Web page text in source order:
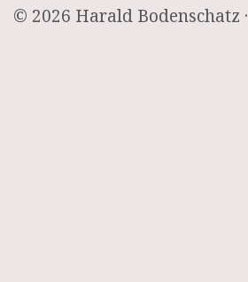
© 2026 Harald Bodenschatz ·